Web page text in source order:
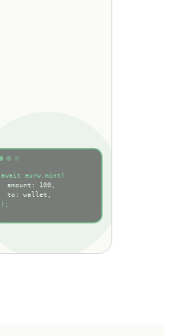
await eurw.mint(
amount: 100,
to: wallet,
);